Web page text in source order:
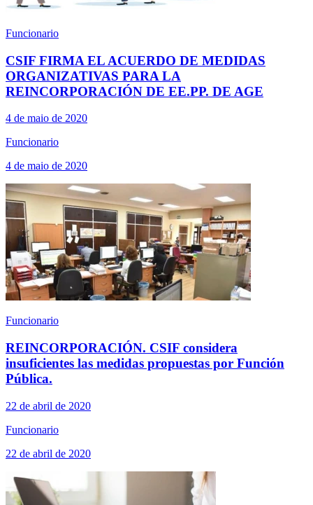
Funcionario
CSIF FIRMA EL ACUERDO DE MEDIDAS
ORGANIZATIVAS PARA LA
REINCORPORACIÓN DE EE.PP. DE AGE
4 de maio de 2020
Funcionario
4 de maio de 2020
Funcionario
REINCORPORACIÓN. CSIF considera
insuficientes las medidas propuestas por Función
Pública.
22 de abril de 2020
Funcionario
22 de abril de 2020